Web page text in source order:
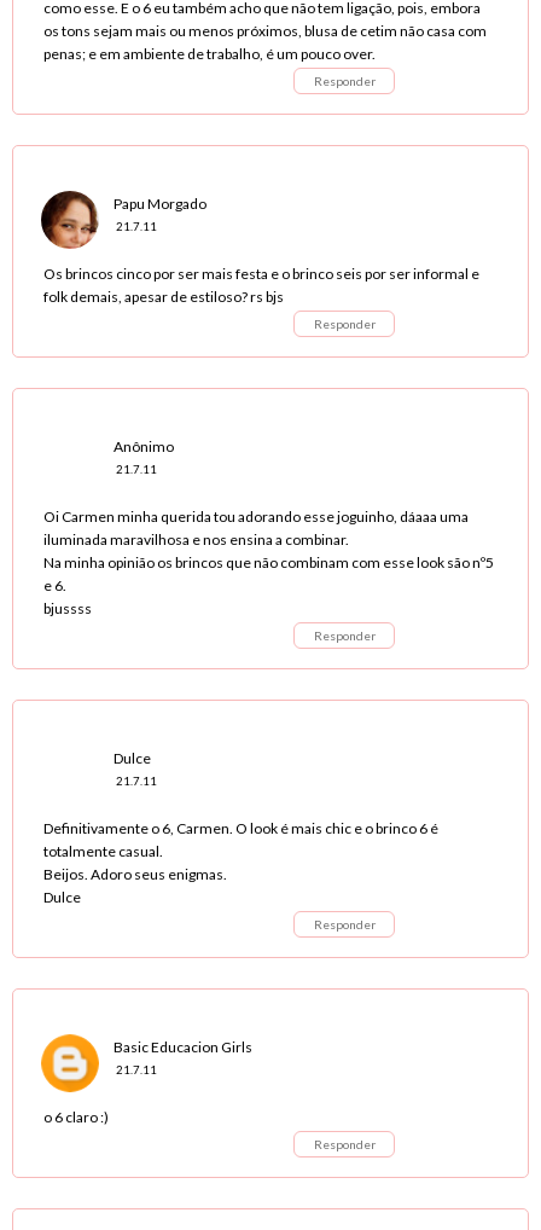
como esse. E o 6 eu também acho que não tem ligação, pois, embora
os tons sejam mais ou menos próximos, blusa de cetim não casa com
penas; e em ambiente de trabalho, é um pouco over.
Responder
Papu Morgado
21.7.11
Os brincos cinco por ser mais festa e o brinco seis por ser informal e
folk demais, apesar de estiloso? rs bjs
Responder
Anônimo
21.7.11
Oi Carmen minha querida tou adorando esse joguinho, dáaaa uma
iluminada maravilhosa e nos ensina a combinar.
Na minha opinião os brincos que não combinam com esse look são nº5
e 6.
bjussss
Responder
Dulce
21.7.11
Definitivamente o 6, Carmen. O look é mais chic e o brinco 6 é
totalmente casual.
Beijos. Adoro seus enigmas.
Dulce
Responder
Basic Educacion Girls
21.7.11
o 6 claro :)
Responder